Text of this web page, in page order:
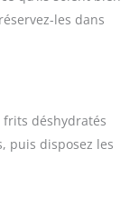
les dans
frits déshydratés
puis disposez les